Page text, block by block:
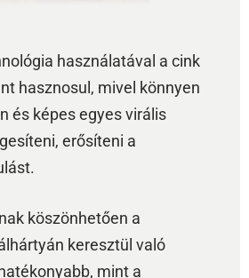
használatával a cink
hasznosul, mivel könnyen
és képes egyes virális
erősíteni a
köszönhetően a
keresztül való
mint a